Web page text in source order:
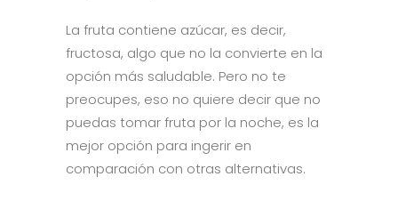
La fruta contiene azúcar, es decir,
fructosa, algo que no la convierte en la
opción más saludable. Pero no te
preocupes, eso no quiere decir que no
puedas tomar fruta por la noche, es la
mejor opción para ingerir en
comparación con otras alternativas.